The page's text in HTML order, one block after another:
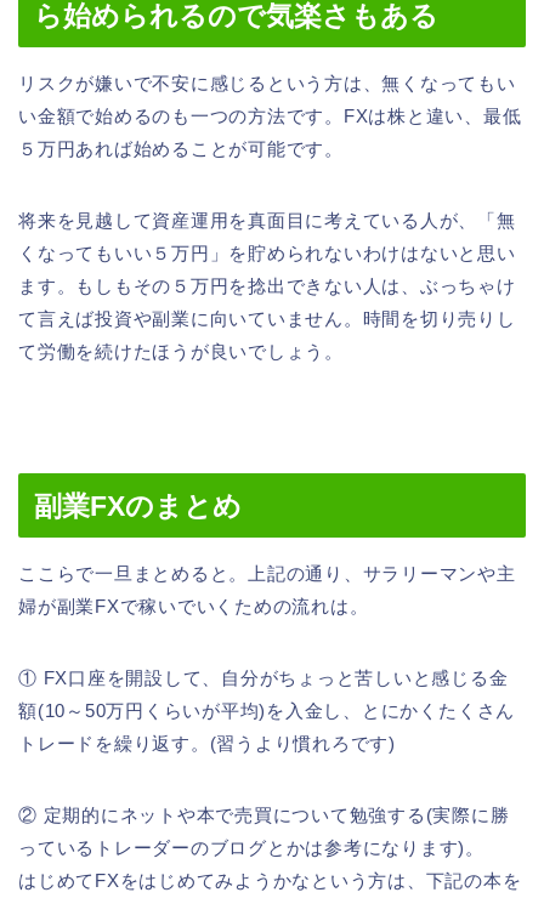
ら始められるので気楽さもある
リスクが嫌いで不安に感じるという方は、無くなってもい
い金額で始めるのも一つの方法です。FXは株と違い、最低
５万円あれば始めることが可能です。
将来を見越して資産運用を真面目に考えている人が、「無
くなってもいい５万円」を貯められないわけはないと思い
ます。もしもその５万円を捻出できない人は、ぶっちゃけ
て言えば投資や副業に向いていません。時間を切り売りし
て労働を続けたほうが良いでしょう。
副業FXのまとめ
ここらで一旦まとめると。上記の通り、サラリーマンや主
婦が副業FXで稼いでいくための流れは。
① FX口座を開設して、自分がちょっと苦しいと感じる金
額(10～50万円くらいが平均)を入金し、とにかくたくさん
トレードを繰り返す。(習うより慣れろです)
② 定期的にネットや本で売買について勉強する(実際に勝
っているトレーダーのブログとかは参考になります)。
はじめてFXをはじめてみようかなという方は、下記の本を